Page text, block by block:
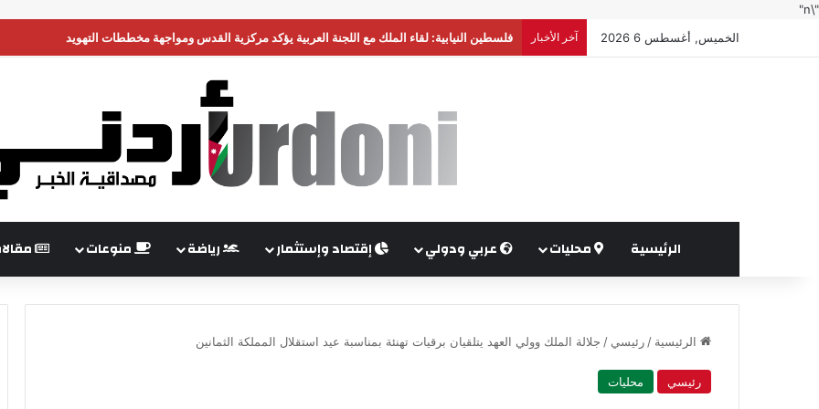
"\n"
الخميس, أغسطس 6 2026
آخر الأخبار صادرات صناعة عمّان تكسر حاجز 4 مليارات دينار في 7 أشهر
الرئيسية محليات عربي ودولي إقتصاد وإستثمار رياضة منوعات
الرئيسية / رئيسي / جلالة الملك وولي العهد يتلقيان برقيات تهنئة بمناسبة عيد استقلال المملكة الثمانين
رئيسي محليات